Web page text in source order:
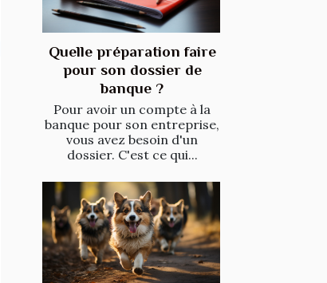
Quelle préparation faire
pour son dossier de
banque ?
Pour avoir un compte à la
banque pour son entreprise,
vous avez besoin d'un
dossier. C'est ce qui...